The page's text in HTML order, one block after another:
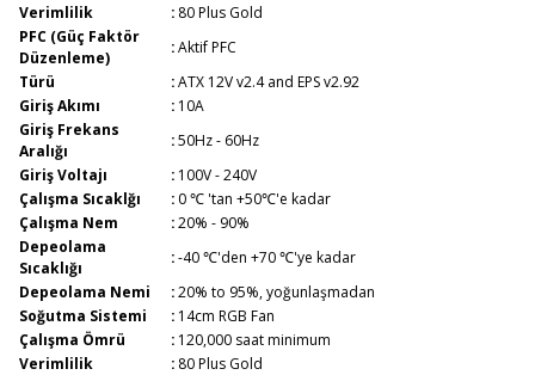
Verimlilik
: 80 Plus Gold
PFC (Güç Faktör
Düzenleme)
:Aktif PFC
Türü
:ATX 12V v2.4 and EPS v2.92
Giriş Akımı
: 10A
Giriş Frekans
Aralığı
:50Hz - 60Hz
Giriş Voltajı
: 100V - 240V
Çalışma Sıcaklğı
: 0 ℃ 'tan +50℃'e kadar
Çalışma Nem
:20% - 90%
Depeolama
Sıcaklığı
:-40 ℃'den +70 ℃'ye kadar
Depeolama Nemi
:20% to 95%, yoğunlaşmadan
Soğutma Sistemi
: 14cm RGB Fan
Çalışma Ömrü
: 120,000 saat minimum
Verimlilik
: 80 Plus Gold